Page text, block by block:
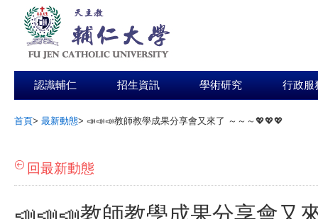
認識輔仁 招生資訊 學術研究 行政服
首頁> 最新動態> 📣📣📣教師教學成果分享會又來了 ～～～💖💖💖
回最新動態